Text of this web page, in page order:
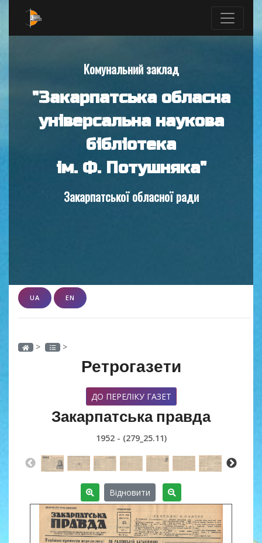
Комунальний заклад
"Закарпатська обласна
універсальна наукова
бібліотека
ім. Ф. Потушняка"
Закарпатської обласної ради
UA EN
> >
Ретрогазети
ДО ПЕРЕЛІКУ ГАЗЕТ
Закарпатська правда
1952 - (279_25.11)
Відновити